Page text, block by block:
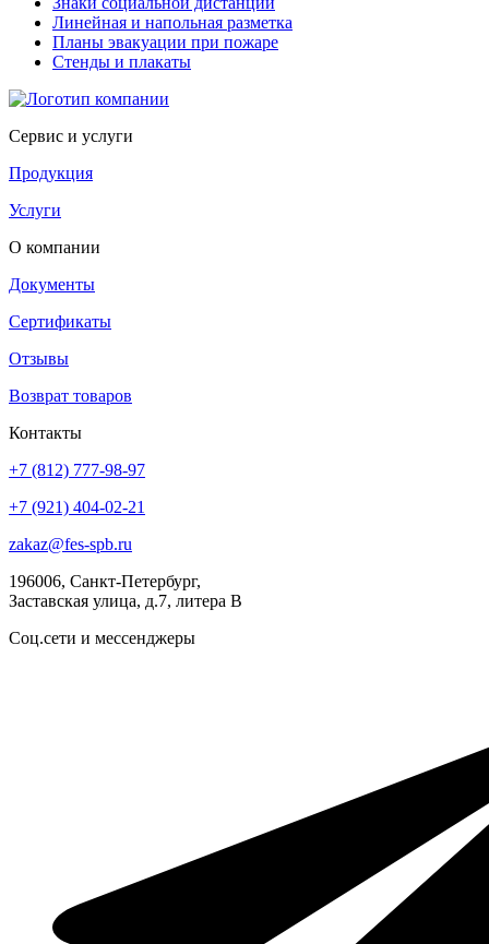
Линейная и напольная разметка
Планы эвакуации при пожаре
Стенды и плакаты
Сервис и услуги
Продукция
Услуги
О компании
Документы
Сертификаты
Отзывы
Возврат товаров
Контакты
+7 (812) 777-98-97
+7 (921) 404-02-21
zakaz@fes-spb.ru
196006, Санкт-Петербург,
Заставская улица, д.7, литера В
Соц.сети и мессенджеры